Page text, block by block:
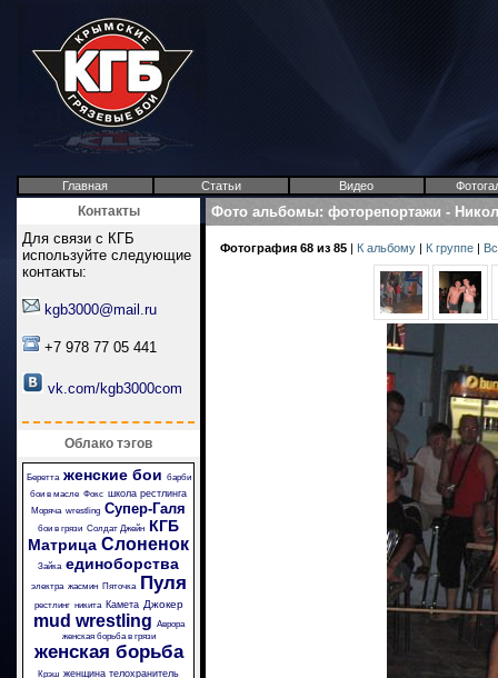
Главная Статьи Видео
Контакты
Для связи с КГБ
используйте следующие
контакты:
kgb3000@mail.ru
+7 978 77 05 441
vk.com/kgb3000com
Облако тэгов
Беретта женские бои барби
бои в масле Фокс школа рестлинга
Моряча wrestling Супер-Галя
бои в грязи Солдат Джейн КГБ
Матрица Слоненок
Зайка единоборства
электра жасмин Пяточка Пуля
рестлинг никита Камета Джокер
mud wrestling Аврора
женская борьба в грязи
женская борьба
Крэш женщина телохранитель
Фото альбомы: фоторепортажи -
Фотография 68 из 85 | К альбому | К группе |